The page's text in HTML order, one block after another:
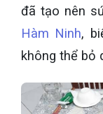
đã tạo nên
Hàm Ninh,
không thể bỏ